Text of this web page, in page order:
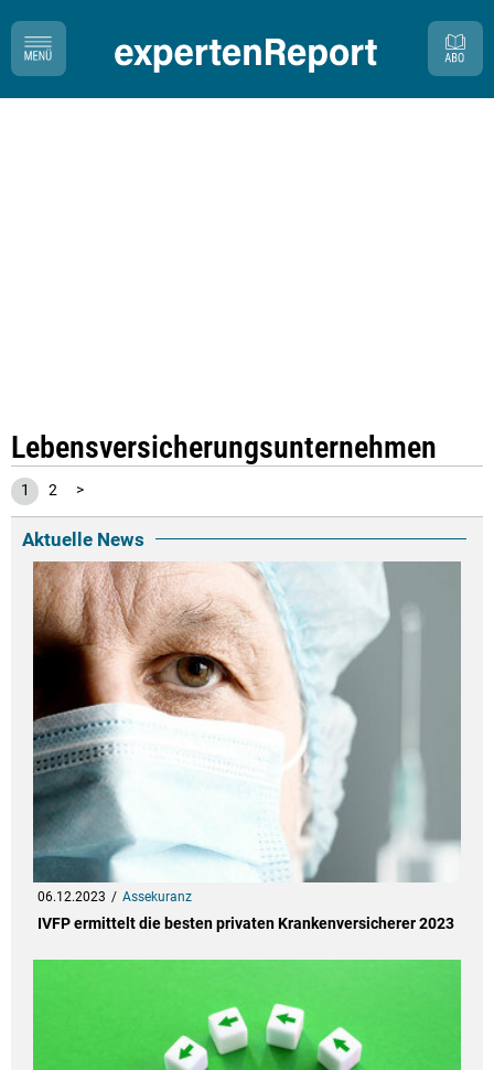
Lebensversicherungsunternehmen
1 2 >
Aktuelle News
06.12.2023 Assekuranz
IVFP ermittelt die besten privaten Krankenversicherer 2023